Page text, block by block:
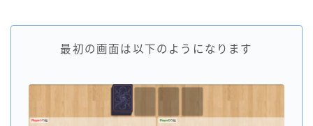
最初の画面は以下のようになります